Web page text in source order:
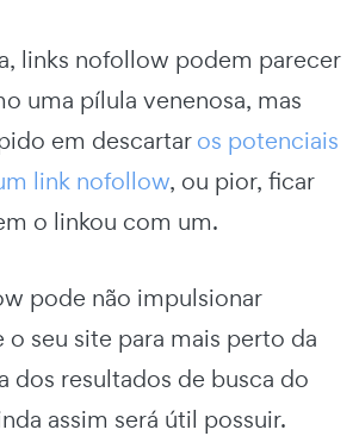
links nofollow podem parecer
uma pílula venenosa, mas
em descartaros potenciais
link nofollow, ou pior, ficar
o linkou com um.
pode não impulsionar
seu site para mais perto da
dos resultados de busca do
assim será útil possuir.